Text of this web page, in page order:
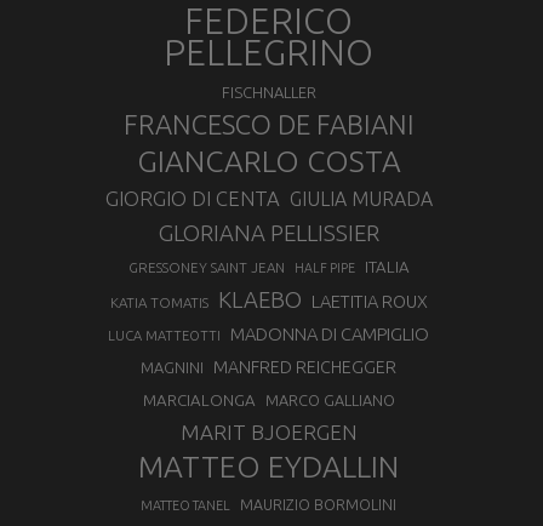
FEDERICO
PELLEGRINO
FISCHNALLER
FRANCESCO DE FABIANI
GIANCARLO COSTA
GIORGIO DI CENTA GIULIA MURADA
GLORIANA PELLISSIER
GRESSONEY SAINT JEAN HALF PIPE ITALIA
KATIA TOMATIS KLAEBO LAETITIA ROUX
LUCA MATTEOTTI MADONNA DI CAMPIGLIO
MAGNINI MANFRED REICHEGGER
MARCIALONGA MARCO GALLIANO
MARIT BJOERGEN
MATTEO EYDALLIN
MATTEO TANEL MAURIZIO BORMOLINI